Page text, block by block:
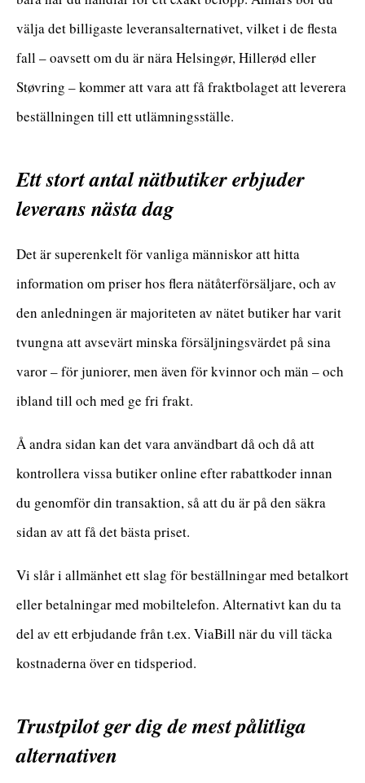
välja det billigaste leveransalternativet, vilket i de flesta
fall – oavsett om du är nära Helsingør, Hillerød eller
Støvring – kommer att vara att få fraktbolaget att leverera
beställningen till ett utlämningsställe.
Ett stort antal nätbutiker erbjuder
leverans nästa dag
Det är superenkelt för vanliga människor att hitta
information om priser hos flera nätåterförsäljare, och av
den anledningen är majoriteten av nätet butiker har varit
tvungna att avsevärt minska försäljningsvärdet på sina
varor – för juniorer, men även för kvinnor och män – och
ibland till och med ge fri frakt.
Å andra sidan kan det vara användbart då och då att
kontrollera vissa butiker online efter rabattkoder innan
du genomför din transaktion, så att du är på den säkra
sidan av att få det bästa priset.
Vi slår i allmänhet ett slag för beställningar med betalkort
eller betalningar med mobiltelefon. Alternativt kan du ta
del av ett erbjudande från t.ex. ViaBill när du vill täcka
kostnaderna över en tidsperiod.
Trustpilot ger dig de mest pålitliga
alternativen